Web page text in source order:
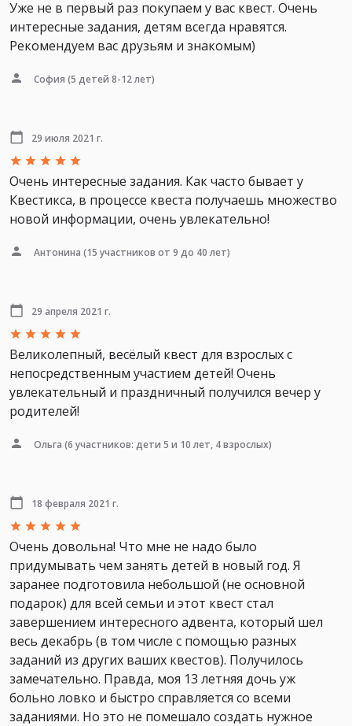
Уже не в первый раз покупаем у вас квест. Очень
интересные задания, детям всегда нравятся.
Рекомендуем вас друзьям и знакомым)
София (5 детей 8-12 лет)
29 июля 2021 г.
Очень интересные задания. Как часто бывает у
Квестикса, в процессе квеста получаешь множество
новой информации, очень увлекательно!
Антонина (15 участников от 9 до 40 лет)
29 апреля 2021 г.
Великолепный, весёлый квест для взрослых с
непосредственным участием детей! Очень
увлекательный и праздничный получился вечер у
родителей!
Ольга (6 участников: дети 5 и 10 лет, 4 взрослых)
18 февраля 2021 г.
Очень довольна! Что мне не надо было
придумывать чем занять детей в новый год. Я
заранее подготовила небольшой (не основной
подарок) для всей семьи и этот квест стал
завершением интересного адвента, который шел
весь декабрь (в том числе с помощью разных
заданий из других ваших квестов). Получилось
замечательно. Правда, моя 13 летняя дочь уж
больно ловко и быстро справляется со всеми
заданиями. Но это не помешало создать нужное